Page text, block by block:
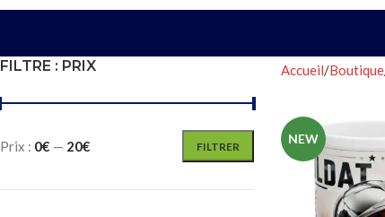
FILTRE : PRIX
FILTRER
Prix : 0€ — 20€
Accueil Boutique
NEW